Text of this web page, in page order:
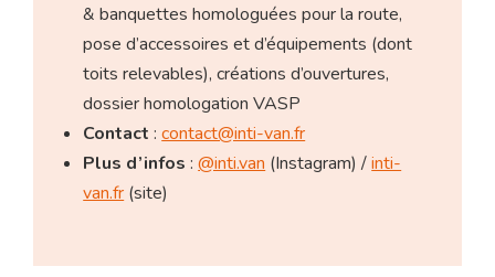
& banquettes homologuées pour la route,
pose d’accessoires et d’équipements (dont
toits relevables), créations d’ouvertures,
dossier homologation VASP
Contact :contact@inti-van.fr
Plus d’infos :@inti.van(Instagram) /inti-
van.fr(site)